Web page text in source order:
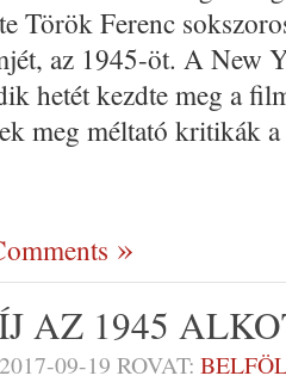
Török Ferenc
az 1945-öt. A New
hetét kezdte meg a
meg méltató kritikák
AZ 1945
2017-09-19 ROVAT: